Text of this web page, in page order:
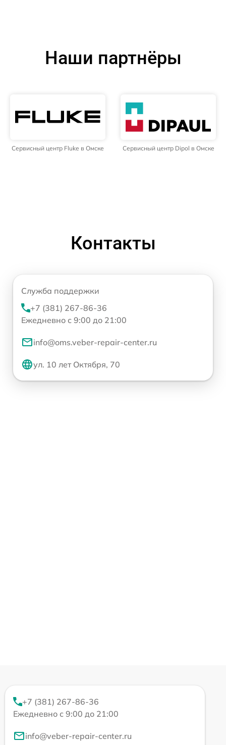
Наши партнёры
Сервисный центр Fluke в Омске Сервисный центр Dipol в Омске
Контакты
Служба поддержки
+7 (381) 267-86-36
Ежедневно с 9:00 до 21:00
info@oms.veber-repair-center.ru
ул. 10 лет Октября, 70
+7 (381) 267-86-36
Ежедневно с 9:00 до 21:00
info@veber-repair-center.ru